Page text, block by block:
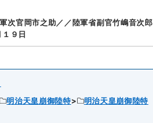
次官岡市之助／／陸軍省副官竹嶋音次郎
９日
明治天皇崩御陸特
明治天皇崩御陸特